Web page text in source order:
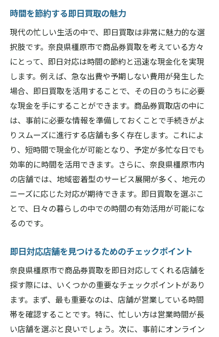
時間を節約する即日買取の魅力
現代の忙しい生活の中で、即日買取は非常に魅力的な選
択肢です。奈良県橿原市で商品券買取を考えている方々
にとって、即日対応は時間の節約と迅速な現金化を実現
します。例えば、急な出費や予期しない費用が発生した
場合、即日買取を活用することで、その日のうちに必要
な現金を手にすることができます。商品券買取店の中に
は、事前に必要な情報を準備しておくことで手続きがよ
りスムーズに進行する店舗も多く存在します。これによ
り、短時間で現金化が可能となり、予定が多忙な日でも
効率的に時間を活用できます。さらに、奈良県橿原市内
の店舗では、地域密着型のサービス展開が多く、地元の
ニーズに応じた対応が期待できます。即日買取を選ぶこ
とで、日々の暮らしの中での時間の有効活用が可能にな
るのです。
即日対応店舗を見つけるためのチェックポイント
奈良県橿原市で商品券買取を即日対応してくれる店舗を
探す際には、いくつかの重要なチェックポイントがあり
ます。まず、最も重要なのは、店舗が営業している時間
帯を確認することです。特に、忙しい方は営業時間が長
い店舗を選ぶと良いでしょう。次に、事前にオンライン